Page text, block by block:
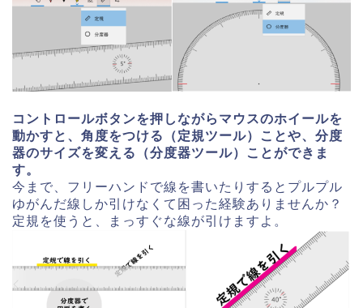
コントロールボタンを押しながらマウスのホイールを
動かすと、角度をつける（定規ツール）ことや、分度
器のサイズを変える（分度器ツール）ことができま
す。
今まで、フリーハンドで線を書いたりするとプルプル
ゆがんだ線しか引けなくて困った経験ありませんか？
定規を使うと、まっすぐな線が引けますよ。